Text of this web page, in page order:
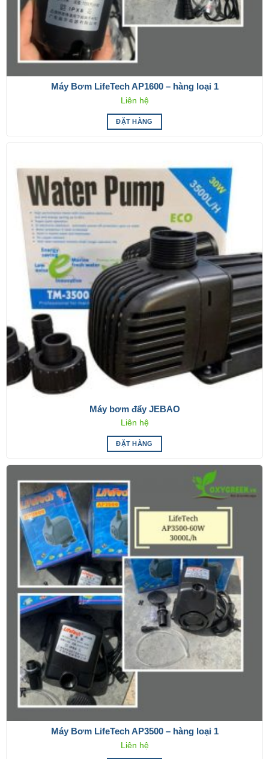
Máy Bơm LifeTech AP1600 – hàng loại 1
Liên hệ
ĐẶT HÀNG
Máy bơm đẩy JEBAO
Liên hệ
ĐẶT HÀNG
Máy Bơm LifeTech AP3500 – hàng loại 1
Liên hệ